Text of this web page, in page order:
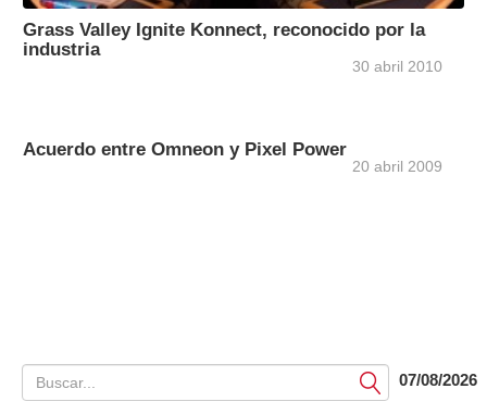
Grass Valley Ignite Konnect, reconocido por la
industria
30 abril 2010
Acuerdo entre Omneon y Pixel Power
20 abril 2009
Submit07/08/2026